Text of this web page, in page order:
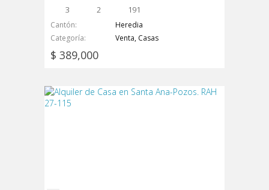
3 2 191
Cantón
Heredia
Categoría
Venta, Casas
$ 389,000